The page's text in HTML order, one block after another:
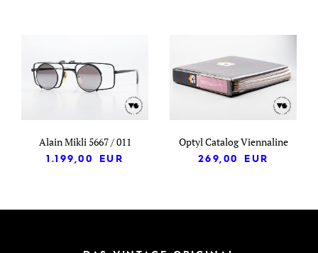
Alain Mikli 5667 / 011
1.199,00
EUR
Optyl Catalog Viennaline
269,00
EUR